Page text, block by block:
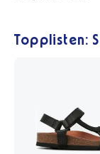
Topplisten: